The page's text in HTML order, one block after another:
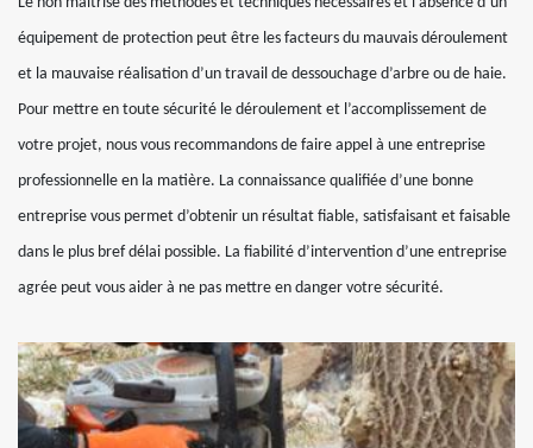
équipement de protection peut être les facteurs du mauvais déroulement
et la mauvaise réalisation d’un travail de dessouchage d’arbre ou de haie.
Pour mettre en toute sécurité le déroulement et l’accomplissement de
votre projet, nous vous recommandons de faire appel à une entreprise
professionnelle en la matière. La connaissance qualifiée d’une bonne
entreprise vous permet d’obtenir un résultat fiable, satisfaisant et faisable
dans le plus bref délai possible. La fiabilité d’intervention d’une entreprise
agrée peut vous aider à ne pas mettre en danger votre sécurité.